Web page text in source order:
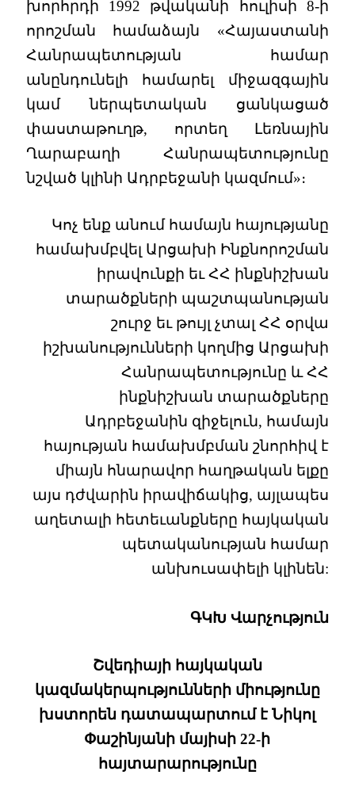
խորհրդի 1992 թվականի հուլիսի 8-ի
որոշման համաձայն «Հայաստանի
Հանրապետության համար
անընդունելի համարել միջազգային
կամ ներպետական ցանկացած
փաստաթուղթ, որտեղ Լեռնային
Ղարաբաղի Հանրապետությունը
նշված կլինի Ադրբեջանի կազմում»։
Կոչ ենք անում համայն հայությանը
համախմբվել Արցախի Ինքնորոշման
իրավունքի եւ ՀՀ ինքնիշխան
տարածքների պաշտպանության
շուրջ եւ թույլ չտալ ՀՀ օրվա
իշխանությունների կողմից Արցախի
Հանրապետությունը և ՀՀ
ինքնիշխան տարածքները
Ադրբեջանին զիջելուն, համայն
հայության համախմբման շնորհիվ է
միայն հնարավոր հաղթական ելքը
այս դժվարին իրավիճակից, այլապես
աղետալի հետեւանքները հայկական
պետականության համար
անխուսափելի կլինեն:
ԳԿԽ Վարչություն
Շվեդիայի հայկական
կազմակերպությունների միությունը
խստորեն դատապարտում է Նիկոլ
Փաշինյանի մայիսի 22-ի
հայտարարությունը